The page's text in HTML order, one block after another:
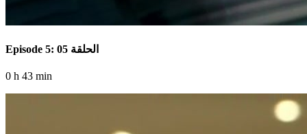
Episode 5: الحلقة 05
0 h 43 min